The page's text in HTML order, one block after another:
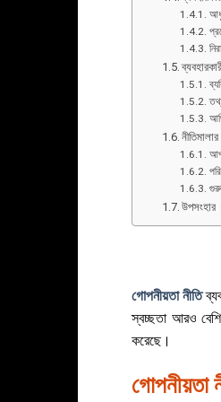
উপসংহার
গোপনীয়তা নীতি
স্বচ্ছতা আরও বেশি
করেছে।
গোপনীয়তা